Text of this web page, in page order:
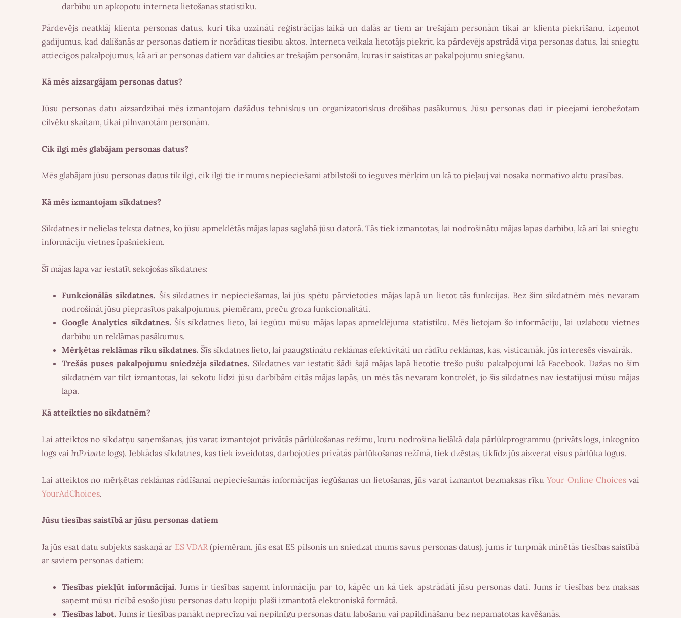
darbību un apkopotu interneta lietošanas statistiku.
Pārdevējs neatklāj klienta personas datus, kuri tika uzzināti reģistrācijas laikā un dalās ar tiem ar trešajām personām tikai ar klienta piekrišanu, izņemot
gadījumus, kad dalīšanās ar personas datiem ir norādītas tiesību aktos. Interneta veikala lietotājs piekrīt, ka pārdevējs apstrādā viņa personas datus, lai sniegtu
attiecīgos pakalpojumus, kā arī ar personas datiem var dalīties ar trešajām personām, kuras ir saistītas ar pakalpojumu sniegšanu.
Kā mēs aizsargājam personas datus?
Jūsu personas datu aizsardzībai mēs izmantojam dažādus tehniskus un organizatoriskus drošības pasākumus. Jūsu personas dati ir pieejami ierobežotam
cilvēku skaitam, tikai pilnvarotām personām.
Cik ilgi mēs glabājam personas datus?
Mēs glabājam jūsu personas datus tik ilgi, cik ilgi tie ir mums nepieciešami atbilstoši to ieguves mērķim un kā to pieļauj vai nosaka normatīvo aktu prasības.
Kā mēs izmantojam sīkdatnes?
Sīkdatnes ir nelielas teksta datnes, ko jūsu apmeklētās mājas lapas saglabā jūsu datorā. Tās tiek izmantotas, lai nodrošinātu mājas lapas darbību, kā arī lai sniegtu
informāciju vietnes īpašniekiem.
Šī mājas lapa var iestatīt sekojošas sīkdatnes:
Funkcionālās sīkdatnes. Šīs sīkdatnes ir nepieciešamas, lai jūs spētu pārvietoties mājas lapā un lietot tās funkcijas. Bez šim sīkdatnēm mēs nevaram
nodrošināt jūsu pieprasītos pakalpojumus, piemēram, preču groza funkcionalitāti.
Google Analytics sīkdatnes. Šīs sīkdatnes lieto, lai iegūtu mūsu mājas lapas apmeklējuma statistiku. Mēs lietojam šo informāciju, lai uzlabotu vietnes
darbību un reklāmas pasākumus.
Mērķētas reklāmas rīku sīkdatnes. Šīs sīkdatnes lieto, lai paaugstinātu reklāmas efektivitāti un rādītu reklāmas, kas, visticamāk, jūs interesēs visvairāk.
Trešās puses pakalpojumu sniedzēja sīkdatnes. Sīkdatnes var iestatīt šādi šajā mājas lapā lietotie trešo pušu pakalpojumi kā Facebook. Dažas no šīm
sīkdatnēm var tikt izmantotas, lai sekotu līdzi jūsu darbībām citās mājas lapās, un mēs tās nevaram kontrolēt, jo šīs sīkdatnes nav iestatījusi mūsu mājas
lapa.
Kā atteikties no sīkdatnēm?
Lai atteiktos no sīkdatņu saņemšanas, jūs varat izmantojot privātās pārlūkošanas režīmu, kuru nodrošina lielākā daļa pārlūkprogrammu (privāts logs, inkognito
logs vai InPrivate logs). Jebkādas sīkdatnes, kas tiek izveidotas, darbojoties privātās pārlūkošanas režīmā, tiek dzēstas, tiklīdz jūs aizverat visus pārlūka logus.
Lai atteiktos no mērķētas reklāmas rādīšanai nepieciešamās informācijas iegūšanas un lietošanas, jūs varat izmantot bezmaksas rīkuYour Online Choicesvai
YourAdChoices.
Jūsu tiesības saistībā ar jūsu personas datiem
Ja jūs esat datu subjekts saskaņā ar ES VDAR (piemēram, jūs esat ES pilsonis un sniedzat mums savus personas datus), jums ir turpmāk minētās tiesības saistībā
ar saviem personas datiem:
Tiesības piekļūt informācijai. Jums ir tiesības saņemt informāciju par to, kāpēc un kā tiek apstrādāti jūsu personas dati. Jums ir tiesības bez maksas
saņemt mūsu rīcībā esošo jūsu personas datu kopiju plaši izmantotā elektroniskā formātā.
Tiesības labot. Jums ir tiesības panākt neprecīzu vai nepilnīgu personas datu labošanu vai papildināšanu bez nepamatotas kavēšanās.